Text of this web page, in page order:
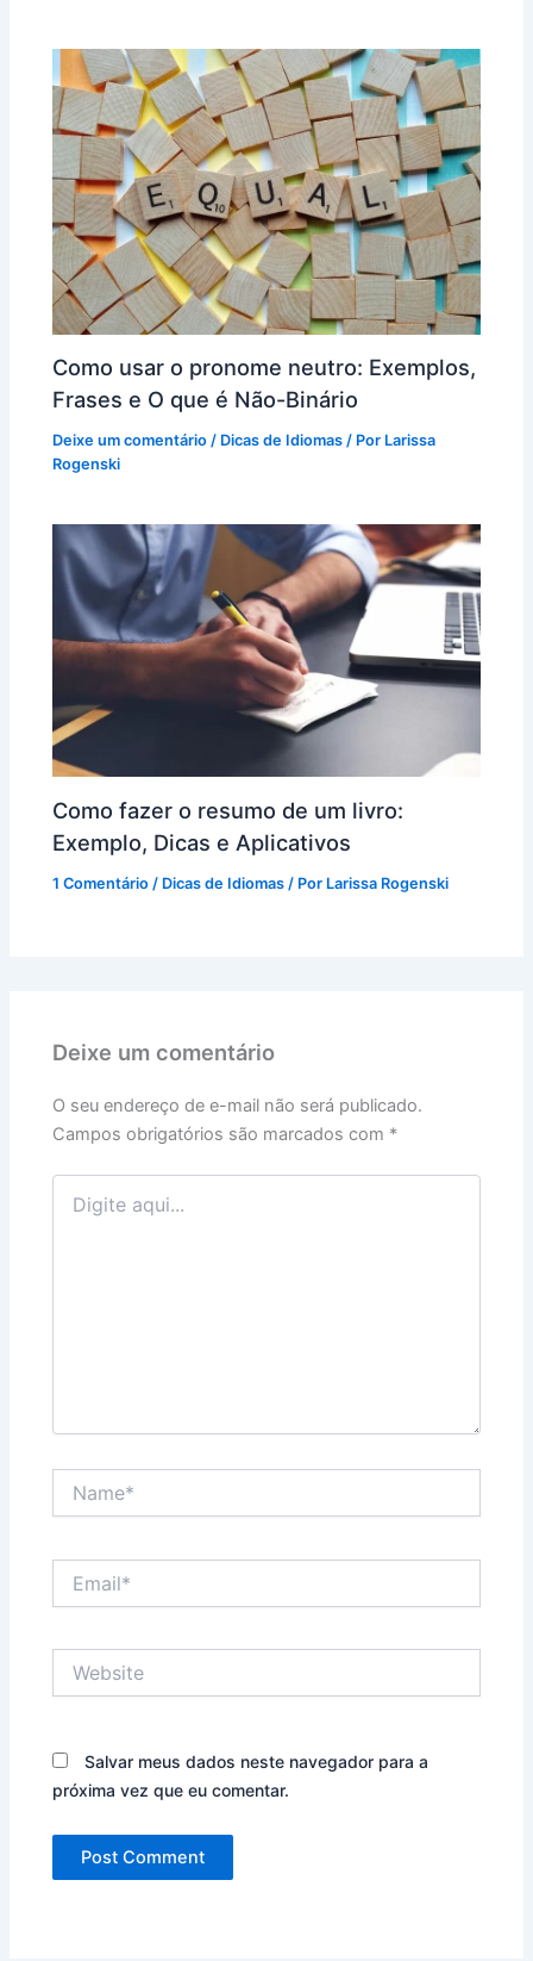
Como usar o pronome neutro: Exemplos,
Frases e O que é Não-Binário
Deixe um comentário / Dicas de Idiomas / Por Larissa
Rogenski
Como fazer o resumo de um livro:
Exemplo, Dicas e Aplicativos
1 Comentário / Dicas de Idiomas / Por Larissa Rogenski
Deixe um comentário
O seu endereço de e-mail não será publicado.
Campos obrigatórios são marcados com *
Digite
aqui...
Salvar meus dados neste navegador para a
próxima vez que eu comentar.